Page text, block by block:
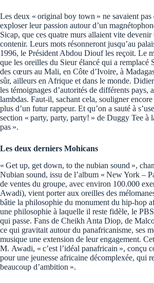
Les deux « original boy town » ne savaient pas
exploser leur passion autour d’un
Sicap, que ces quatre murs allaient vite devenir
contenir. Leurs mots résonneront jusqu’au
1996, le Président Abdou Diouf les reçoit. Le
que les oreilles du Sieur élancé qui a remplacé
des cœurs au Mali, en Côte d’Ivoire, à
sûr, ailleurs en Afrique et dans le monde.
les témoignages d’autorités de différents pays,
lambdas. Faut-il, sachant cela, souligner
plus d’un futur rappeur. Et qu’on a sauté à
section « party, party, party! » de Duggy Tee à
pas ».
Les deux derniers Mohicans
« Get up, get down, to the nubian sound »,
Nubian sound, issu de l’album « New York –
de ventes du groupe, avec environ 100.000
Awadi), vient porter aux oreilles des
bâtie la philosophie du monument du hip-hop
une philosophie à laquelle il reste fidèle, le
qui passe. Fans de Cheikh Anta Diop, de
ce qui gravitait autour du panafricanisme, ses
musique une extension de leur engagement.
M. Awadi, « c’est l’idéal panafricain », conçu
pour une jeunesse africaine décomplexée, qui
beaucoup d’ambition ».